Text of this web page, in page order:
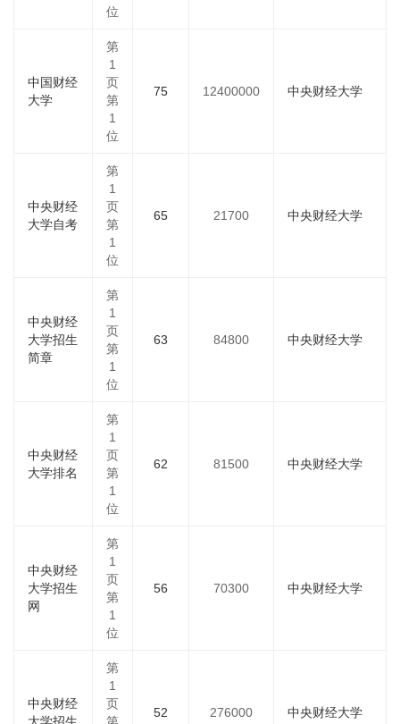
位
中国财经
大学
第
1
页
第
1
位
75 12400000 中央财经大学
中央财经
大学自考
第
1
页
第
1
位
65 21700 中央财经大学
中央财经
大学招生
简章
第
1
页
第
1
位
63 84800 中央财经大学
中央财经
大学排名
第
1
页
第
1
位
62 81500 中央财经大学
中央财经
大学招生
网
第
1
页
第
1
位
56 70300 中央财经大学
中央财经
第
1
页
52 276000 中央财经大学